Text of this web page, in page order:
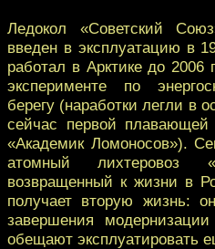
Ледокол «Советский
введен в эксплуатацию в
работал в Арктике до 2006
эксперименте по
берегу (наработки легли в
сейчас первой плавающей
«Академик Ломоносов»).
атомный лихтеровоз
возвращенный к жизни в
получает вторую жизнь:
завершения
обещают эксплуатировать